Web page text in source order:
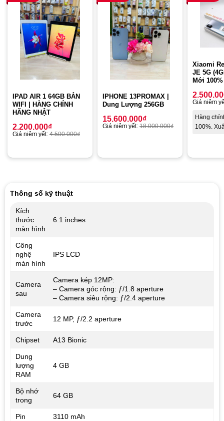
IPAD AIR 1 64GB BẢN
WIFI | HÀNG CHÍNH
HÃNG NHẬT
2.200.000₫
Giá niêm yết: 4.500.000₫
IPHONE 13PROMAX |
Dung Lượng 256GB
15.600.000₫
Giá niêm yết: 18.000.000₫
Xiaomi
JE 5G
Mới
Giá niêm
Hàng
100%.
Thông số kỹ thuật
Kích
thước
màn hình
6.1 inches
Công
nghệ
màn hình
IPS LCD
Camera
sau
Camera kép 12MP:
– Camera góc rộng: ƒ/1.8 aperture
– Camera siêu rộng: ƒ/2.4 aperture
Camera
trước
12 MP, ƒ/2.2 aperture
Chipset A13 Bionic
Dung
lượng
RAM
4 GB
Bộ nhớ
trong
64 GB
Pin 3110 mAh